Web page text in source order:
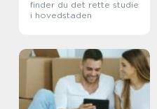
finder du det rette studie
i hovedstaden